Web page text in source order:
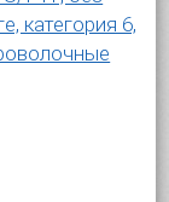
категория 6,